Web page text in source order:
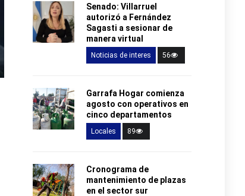
Senado: Villarruel
autorizó a Fernández
Sagasti a sesionar de
manera virtual
Noticias de interes 56
Garrafa Hogar comienza
agosto con operativos en
cinco departamentos
Locales 89
Cronograma de
mantenimiento de plazas
en el sector sur